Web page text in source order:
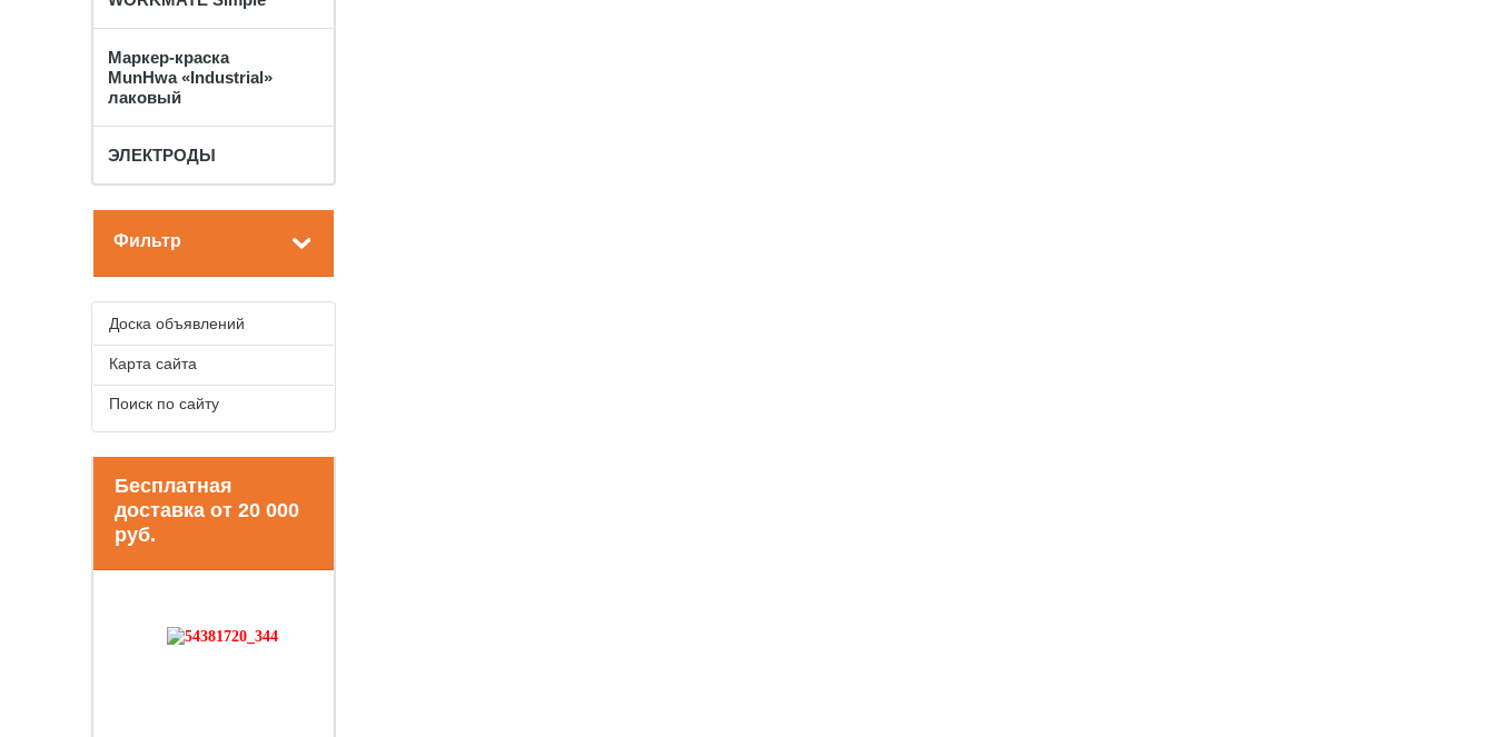
Маркер-краска
MunHwa «Industrial»
лаковый
ЭЛЕКТРОДЫ
Фильтр
Доска объявлений
Карта сайта
Поиск по сайту
Бесплатная
доставка от 20 000
руб.